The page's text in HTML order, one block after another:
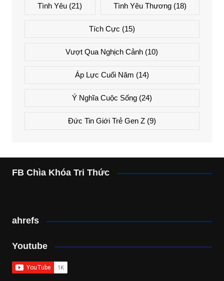
Tình Yêu (21) Tình Yêu Thương(18)
Tích Cực (15)
Vượt Qua Nghịch Cảnh (10)
Áp Lực Cuối Năm (14)
Ý Nghĩa Cuộc Sống(24)
Đức Tin Giới Trẻ Gen Z(9)
FB Chìa Khóa Tri Thức
ahrefs
Youtube